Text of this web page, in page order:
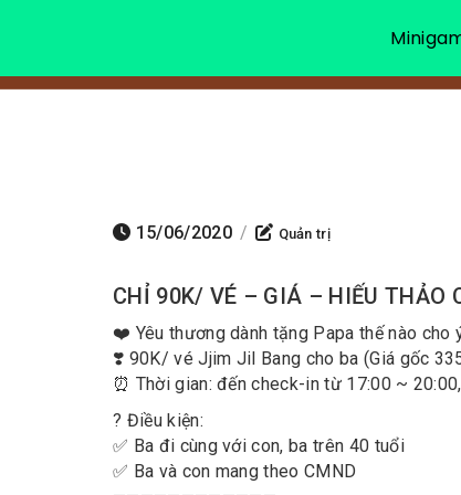
15/06/2020 / Quản trị
CHỈ 90K/ VÉ – GIÁ – HIẾU THẢO
❤️ Yêu thương dành tặng Papa thế nào cho
❣️ 90K/ vé Jjim Jil Bang cho ba (Giá gốc
⏰ Thời gian: đến check-in từ 17:00 ~
? Điều kiện:
✅ Ba đi cùng với con, ba trên 40 tuổi
✅ Ba và con mang theo CMND